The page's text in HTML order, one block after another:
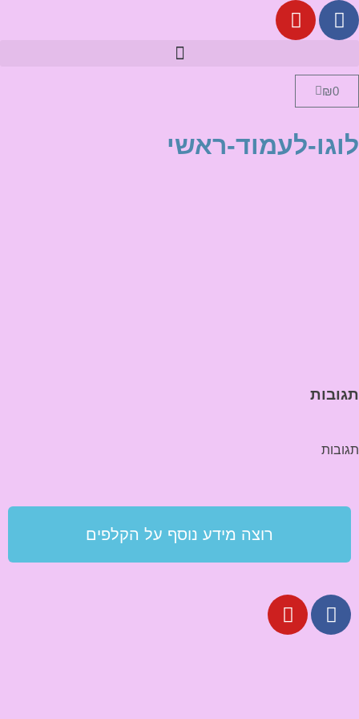
₪0
לוגו-לעמוד-ראשי
תגובות
תגובות
רוצה מידע נוסף על הקלפים